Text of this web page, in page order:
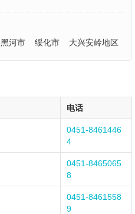
黑河市 绥化市 大兴安岭地区
电话
0451-8461446
4
0451-8465065
8
0451-8461558
9